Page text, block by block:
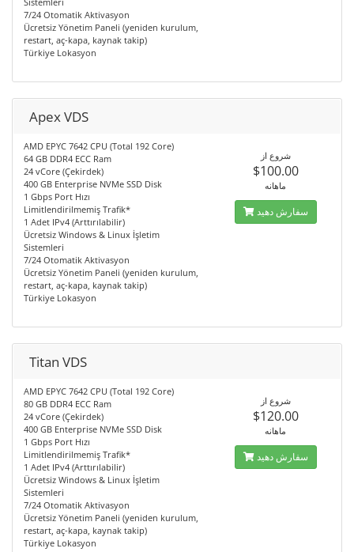
7/24 Otomatik Aktivasyon
Ücretsiz Yönetim Paneli (yeniden kurulum,
restart, aç-kapa, kaynak takip)
Türkiye Lokasyon
Apex VDS
AMD EPYC 7642 CPU (Total 192 Core)
64 GB DDR4 ECC Ram
24 vCore (Çekirdek)
400 GB Enterprise NVMe SSD Disk
1 Gbps Port Hızı
Limitlendirilmemiş Trafik*
1 Adet IPv4 (Arttırılabilir)
Ücretsiz Windows & Linux İşletim
Sistemleri
7/24 Otomatik Aktivasyon
Ücretsiz Yönetim Paneli (yeniden kurulum,
restart, aç-kapa, kaynak takip)
Türkiye Lokasyon
شروع از
$100.00
ماهانه
سفارش دهید
Titan VDS
AMD EPYC 7642 CPU (Total 192 Core)
80 GB DDR4 ECC Ram
24 vCore (Çekirdek)
400 GB Enterprise NVMe SSD Disk
1 Gbps Port Hızı
Limitlendirilmemiş Trafik*
1 Adet IPv4 (Arttırılabilir)
Ücretsiz Windows & Linux İşletim
Sistemleri
7/24 Otomatik Aktivasyon
Ücretsiz Yönetim Paneli (yeniden kurulum,
restart, aç-kapa, kaynak takip)
Türkiye Lokasyon
شروع از
$120.00
ماهانه
سفارش دهید